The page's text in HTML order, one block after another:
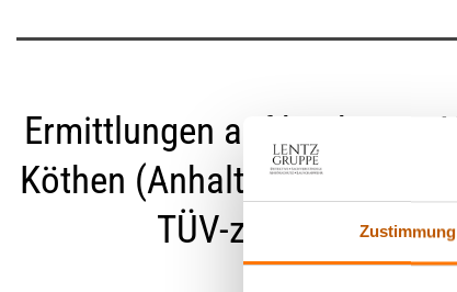
Zustimmung
Ermittlungen auf höchstem
Köthen (Anhalt) bietet Ihnen
TÜV-zertifiziert und